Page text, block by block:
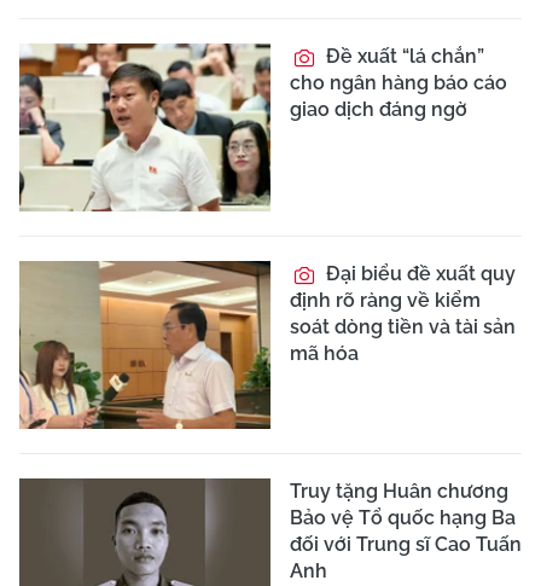
Đề xuất “lá chắn”
cho ngân hàng báo cáo
giao dịch đáng ngờ
Đại biểu đề xuất quy
định rõ ràng về kiểm
soát dòng tiền và tài sản
mã hóa
Truy tặng Huân chương
Bảo vệ Tổ quốc hạng Ba
đối với Trung sĩ Cao Tuấn
Anh